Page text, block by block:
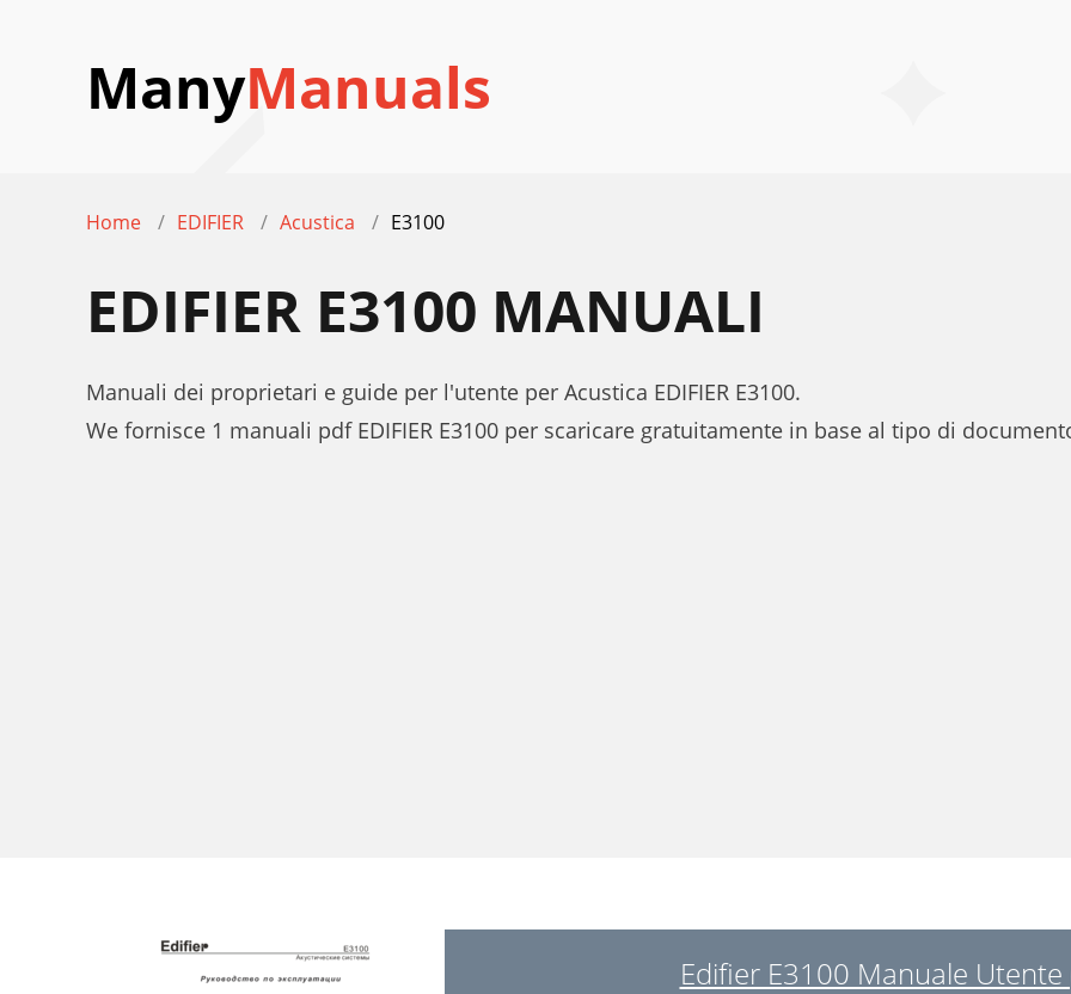
ManyManuals
Home EDIFIER Acustica E3100
EDIFIER E3100 MANUALI
Manuali dei proprietari e guide per l'utente per Acustica EDIFIER E3100.
We fornisce 1 manuali pdf EDIFIER E3100 per scaricare gratuitamente in base al tipo di
Edifier E3100 Manuale Utente